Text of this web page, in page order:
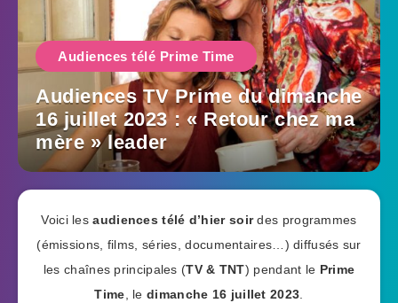
Audiences télé Prime Time
Audiences TV Prime du dimanche
16 juillet 2023 : « Retour chez ma
mère » leader
Voici lesaudiences télé d’hier soirdes programmes
(émissions, films, séries, documentaires…) diffusés sur
les chaînes principales (TV & TNT) pendant le Prime
Time , ledimanche 16 juillet 2023